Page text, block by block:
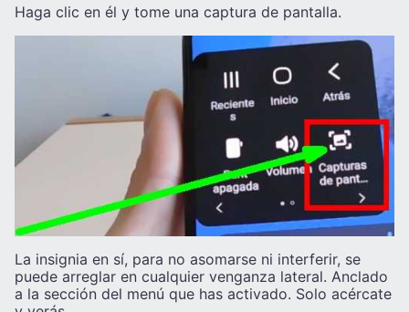
Haga clic en él y tome una captura de pantalla.
La insignia en sí, para no asomarse ni interferir, se
puede arreglar en cualquier venganza lateral. Anclado
a la sección del menú que has activado. Solo acércate